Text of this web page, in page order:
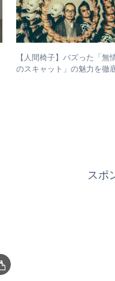
【人間椅子】バズった「無
のスキャット」の魅力を徹
スポ